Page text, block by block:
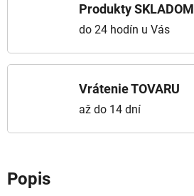
Produkty SKLADOM
do 24 hodín u Vás
Vrátenie TOVARU
až do 14 dní
Popis